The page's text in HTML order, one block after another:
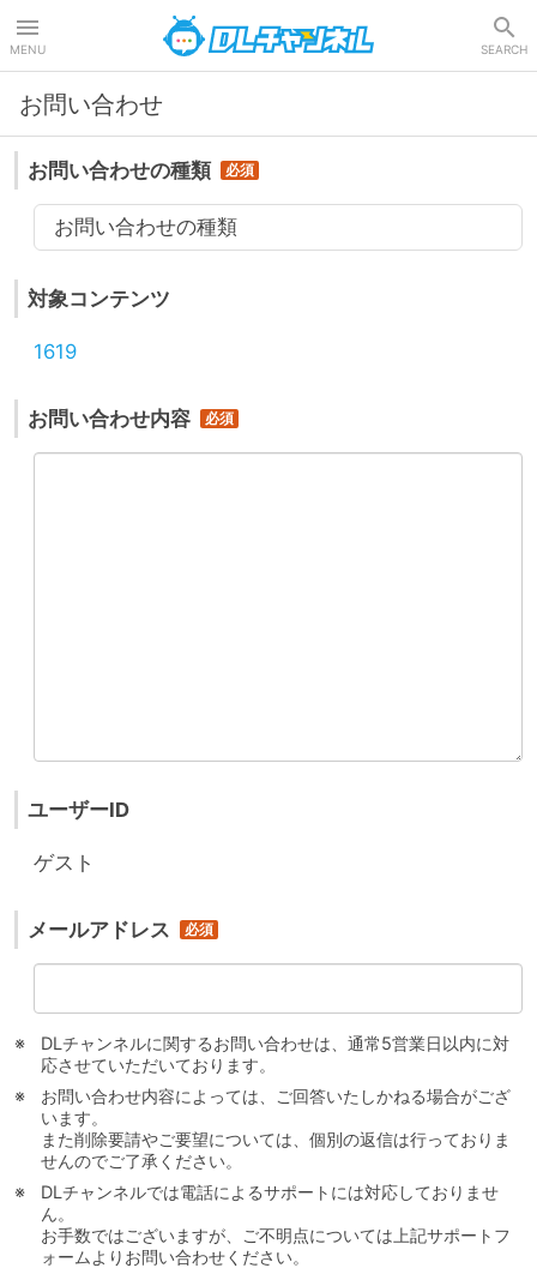
MENU SEARCH
お問い合わせ
お問い合わせの種類
お問い合わせの種類
対象コンテンツ
1619
お問い合わせ内容
ユーザーID
ゲスト
メールアドレス
DLチャンネルに関するお問い合わせは、通常5営業日以内に対
応させていただいております。
お問い合わせ内容によっては、ご回答いたしかねる場合がござ
います。
また削除要請やご要望については、個別の返信は行っておりま
せんのでご了承ください。
DLチャンネルでは電話によるサポートには対応しておりませ
ん。
お手数ではございますが、ご不明点については上記サポートフ
ォームよりお問い合わせください。